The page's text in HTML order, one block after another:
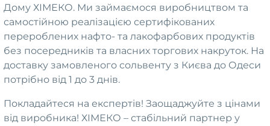
Дому ХІМЕКО. Ми займаємося виробництвом та
самостійною реалізацією сертифікованих
перероблених нафто- та лакофарбових продуктів
без посередників та власних торгових накруток. На
доставку замовленого сольвенту з Києва до Одеси
потрібно від 1 до 3 днів.
Покладайтеся на експертів! Заощаджуйте з цінами
від виробника! ХІМЕКО – стабільний партнер у